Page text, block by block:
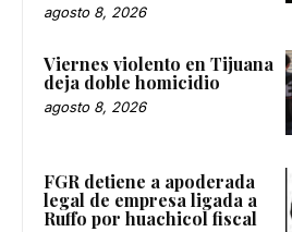
agosto 8, 2026
Viernes violento en Tijuana
deja doble homicidio
agosto 8, 2026
FGR detiene a apoderada
legal de empresa ligada a
Ruffo por huachicol fiscal